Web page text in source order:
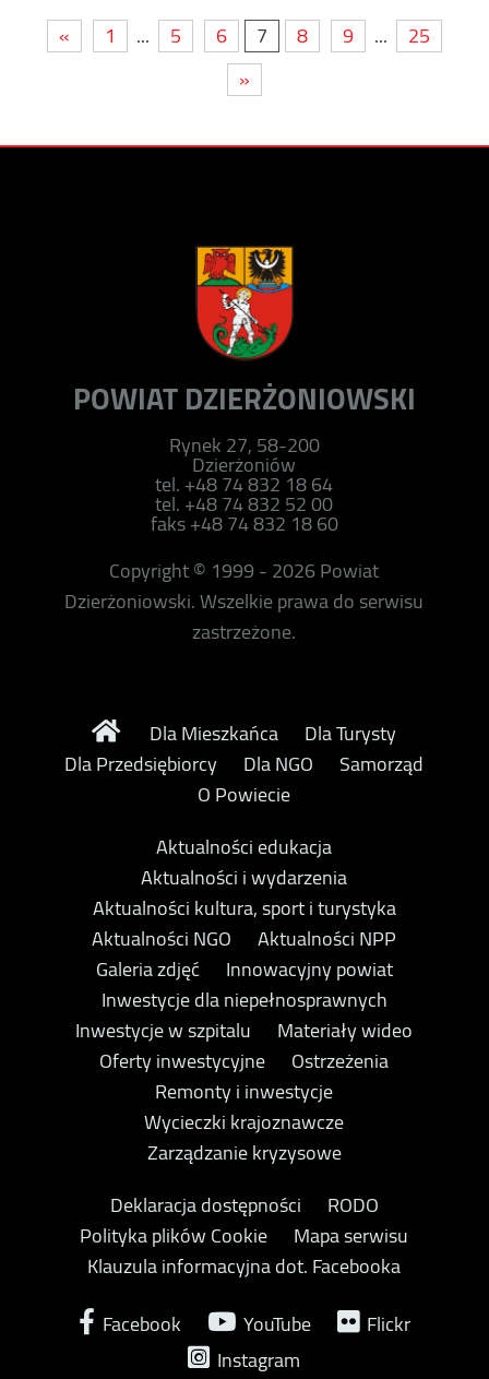
« 1 ... 5 6 7 8 9 ...
25
»
POWIAT DZIERŻONIOWSKI
Rynek 27, 58-200
Dzierżoniów
tel. +48 74 832 18 64
tel. +48 74 832 52 00
faks +48 74 832 18 60
Copyright © 1999 - 2026 Powiat
Dzierżoniowski. Wszelkie prawa do serwisu
zastrzeżone.
Dla Mieszkańca
Dla Turysty
Dla Przedsiębiorcy
Dla NGO
Samorząd
O Powiecie
Aktualności edukacja
Aktualności i wydarzenia
Aktualności kultura, sport i turystyka
Aktualności NGO
Aktualności NPP
Galeria zdjęć
Innowacyjny powiat
Inwestycje dla niepełnosprawnych
Inwestycje w szpitalu
Materiały wideo
Oferty inwestycyjne
Ostrzeżenia
Remonty i inwestycje
Wycieczki krajoznawcze
Zarządzanie kryzysowe
Deklaracja dostępności
RODO
Polityka plików Cookie
Mapa serwisu
Klauzula informacyjna dot. Facebooka
Facebook
YouTube
Flickr
Instagram